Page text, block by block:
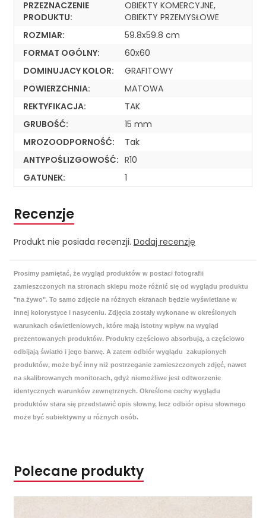
PRZEZNACZENIE
PRODUKTU:
OBIEKTY KOMERCYJNE,
OBIEKTY PRZEMYSŁOWE
ROZMIAR:
59.8x59.8 cm
FORMAT OGÓLNY:
60x60
DOMINUJACY KOLOR:
GRAFITOWY
POWIERZCHNIA:
MATOWA
REKTYFIKACJA:
TAK
GRUBOŚĆ:
15 mm
MROZOODPORNOŚĆ:
Tak
ANTYPOŚLIZGOWOŚĆ: R10
GATUNEK:
1
Recenzje
Produkt nie posiada recenzji. Dodaj recenzję
Prosimy pamiętać, że wygląd produktów w postaci fotografii
zamieszczonych na stronach sklepu może różnić się od wyglądu produktu
"na żywo". To samo zdjęcie na różnych ekranach będzie wyświetlane w
innej kolorystyce i nasyceniu. Zdjęcia zostały wykonane w określonych
warunkach oświetleniowych, które mają istotny wpływ na wygląd
prezentowanych produktów. Produkty częściowo absorbują, a częściowo
odbijają światło i jego barwę. A zatem odbiór wyglądu zakupionych
produktów, może być inny niż postrzeganie zamieszczonych zdjęć, nawet
na skalibrowanych monitorach, gdyż niemożliwe jest odtworzenie
identycznych warunków zewnętrznych. Określone cechy wyglądu
produktów stara się przedstawić opis słowny, lecz odbiór opisu słownego
może być subiektywny u różnych osób.
Polecane produkty